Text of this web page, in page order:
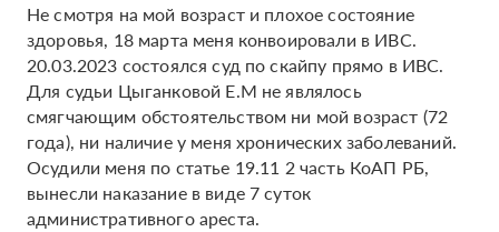
Не смотря на мой возраст и плохое состояние
здоровья, 18 марта меня конвоировали в ИВС.
20.03.2023 состоялся суд по скайпу прямо в ИВС.
Для судьи Цыганковой Е.М не являлось
смягчающим обстоятельством ни мой возраст (72
года), ни наличие у меня хронических заболеваний.
Осудили меня по статье 19.11 2 часть КоАП РБ,
вынесли наказание в виде 7 суток
административного ареста.